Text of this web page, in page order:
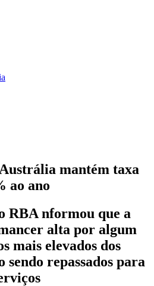
mantém taxa
ao ano
RBA nformou que a
alta por algum
mais elevados dos
sendo repassados para